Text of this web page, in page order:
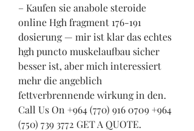
– Kaufen sie anabole steroide
online Hgh fragment 176-191
dosierung — mir ist klar das echtes
hgh puncto muskelaufbau sicher
besser ist, aber mich interessiert
mehr die angeblich
fettverbrennende wirkung in den.
Call Us On +964 (770) 916 0709 +964
(750) 739 3772 GET A QUOTE.